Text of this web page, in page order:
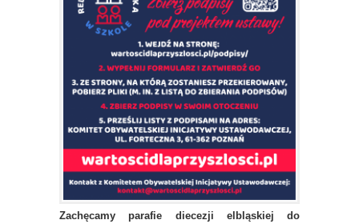
Zachęcamy parafie diecezji elbląskiej do